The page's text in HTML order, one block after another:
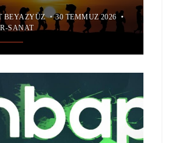
BEYAZYÜZ • 30 TEMMUZ 2026 •
SANAT